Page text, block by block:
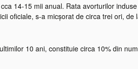
14-15 mii anual. Rata avorturilor
oficiale, s-a micșorat de circa trei ori,
10 ani, constituie circa 10% din